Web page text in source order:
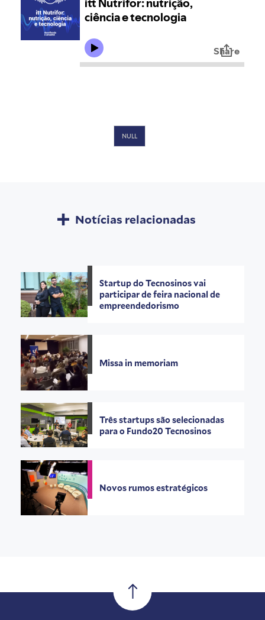
NULL
Notícias relacionadas
Startup do Tecnosinos vai
participar de feira nacional de
empreendedorismo
Missa in memoriam
Três startups são selecionadas
para o Fundo20 Tecnosinos
Novos rumos estratégicos